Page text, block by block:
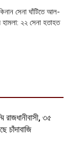
সেনা ঘাঁটিতে আল-
হামলা: ২২ সেনা হতাহত
রাজধানীবাসী, ৩৫
চাঁদাবাজি